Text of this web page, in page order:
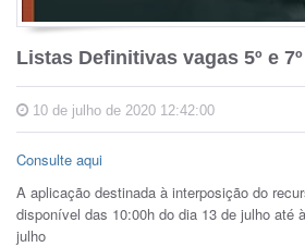
Listas Definitivas vagas 5º e
10 de julho de 2020 12:42:00
Consulte aqui
A aplicação destinada à interposição do
disponível das 10:00h do dia 13 de julho até
julho